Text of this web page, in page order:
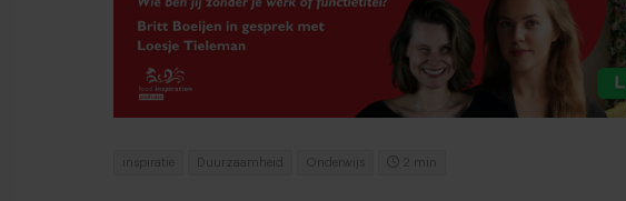
inspiratie Duurzaamheid Onderwijs 2 min